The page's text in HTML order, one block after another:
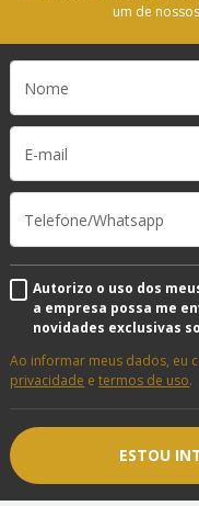
um de
Autorizo o uso dos
a empresa possa me
novidades exclusivas
Ao informar meus dados, eu
privacidade etermos de uso.
ESTOU